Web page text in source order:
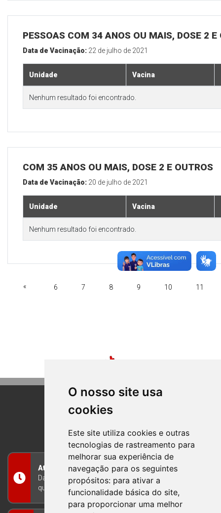
O nosso site usa
cookies
Este site utiliza cookies e outras
tecnologias de rastreamento para
melhorar sua experiência de
navegação para os seguintes
propósitos: para ativar a
funcionalidade básica do site,
para proporcionar uma melhor
PESSOAS COM 34 ANOS OU MAIS, DOSE 2 E
Data de Vacinação: 22 de julho de 2021
Unidade Vacina
Nenhum resultado foi encontrado.
COM 35 ANOS OU MAIS, DOSE 2 E OUTROS
Data de Vacinação: 20 de julho de 2021
Unidade Vacina
Nenhum resultado foi encontrado.
« 6 7 8 9 10 11
BOM PRINCIPIO
RIO GRANDE DO SUL
Atendimento
Das 8h às 12h e das 13h às 17h30, de segunda a
quinta-feira, e nas sextas-feiras das 7h às 13h